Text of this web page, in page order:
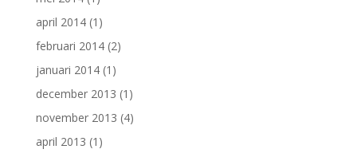
april 2014(1)
februari 2014(2)
januari 2014(1)
december 2013 (1)
november 2013 (4)
april 2013 (1)